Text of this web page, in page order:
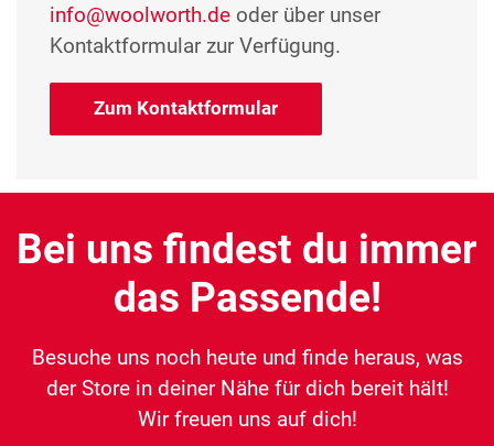
info@woolworth.de oder über unser
Kontaktformular zur Verfügung.
Zum Kontaktformular
Bei uns findest du immer
das Passende!
Besuche uns noch heute und finde heraus, was
der Store in deiner Nähe für dich bereit hält!
Wir freuen uns auf dich!